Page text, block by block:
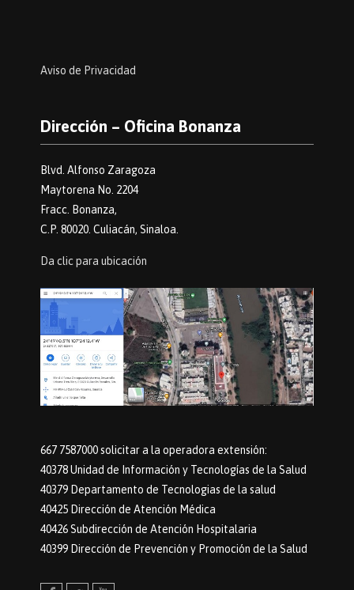
Aviso de Privacidad
Dirección – Oficina Bonanza
Blvd. Alfonso Zaragoza
Maytorena No. 2204
Fracc. Bonanza,
C.P. 80020. Culiacán, Sinaloa.
Da clic para ubicación
667 7587000 solicitar a la operadora extensión:
40378 Unidad de Información y Tecnologías de la Salud
40379 Departamento de Tecnologias de la salud
40425 Dirección de Atención Médica
40426 Subdirección de Atención Hospitalaria
40399 Dirección de Prevención y Promoción de la Salud